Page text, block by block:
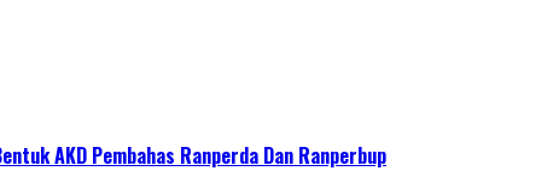
AKD Pembahas Ranperda Dan Ranperbup